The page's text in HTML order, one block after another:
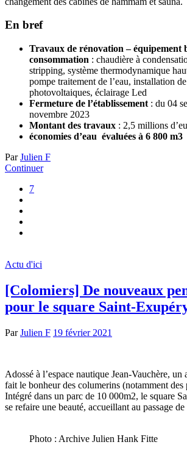
En bref
Travaux de rénovation – équipement
consommation : chaudière à
stripping, système thermodynamique
pompe traitement de l’eau, installation
photovoltaiques, éclairage Led
Fermeture de l’établissement : du 04
novembre 2023
Montant des travaux : 2,5 millions
économies d’eau évaluées à 6 800 m3
ParJulien F
Continuer
7
Actu d'ici
[Colomiers] De nouveaux
pour le square Saint-
Par Julien F 19 février 2021
Adossé à l’espace nautique Jean-Vauchère,
fait le bonheur des columerins (notamment des
Intégré dans un parc de 10 000m2, le square
se refaire une beauté, accueillant au passage
Photo : Archive Julien Hank Fitte